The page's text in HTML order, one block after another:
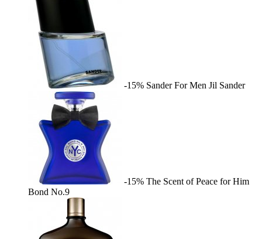
-15% Sander For Men Jil Sander
-15% The Scent of Peace for Him
Bond No.9